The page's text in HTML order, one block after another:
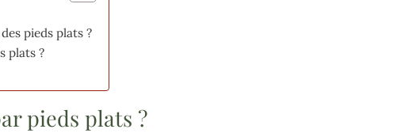
pieds plats ?
plats ?
pieds plats ?